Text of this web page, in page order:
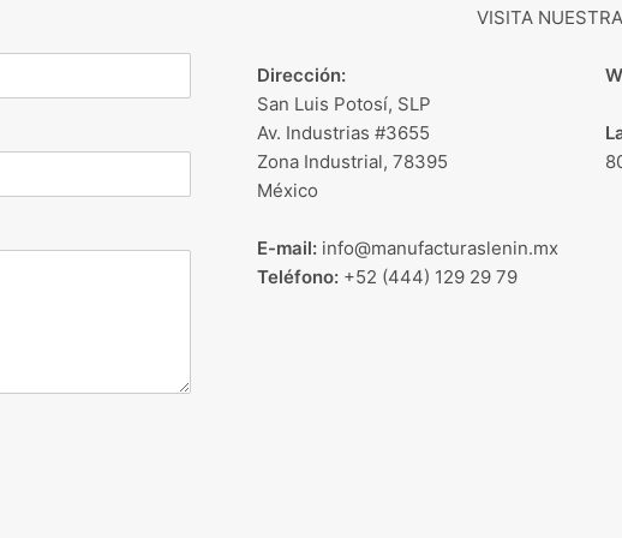
VISITA
Dirección:
San Luis Potosí, SLP
Av. Industrias #3655
Zona Industrial, 78395
México
E-mail: info@manufacturaslenin.mx
Teléfono: +52 (444) 129 29 79